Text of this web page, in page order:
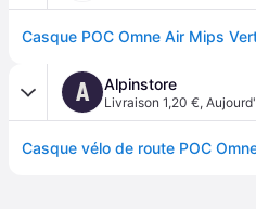
A Alpinstore
Livraison 1,20 €,